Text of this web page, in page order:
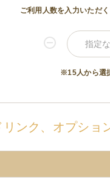
ご利用人数を入力いただ
※15人から選
ンク、オプショ